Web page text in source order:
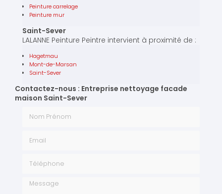
Peinture carrelage
Peinture mur
Saint-Sever
LALANNE Peinture Peintre intervient à proximité de :
Hagetmau
Mont-de-Marsan
Saint-Sever
Contactez-nous : Entreprise nettoyage facade
maison Saint-Sever
Message